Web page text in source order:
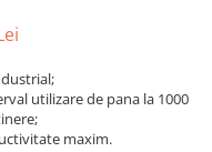
utilizare de pana la 1000
maxim.